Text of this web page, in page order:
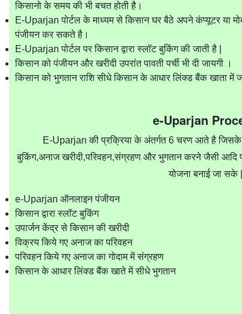
किसानो के समय की भी बचत होती है।
E-Uparjan पोर्टल के माध्यम से किसान घर बैठे अपने कंप्यूटर या
पंजीयन कर सकते है।
E-Uparjan पोर्टल पर किसान द्वारा स्लॉट बुकिंग की जाती है |
किसान को पंजीयन और खरीदी उपरांत पावती पर्ची भी दी जायगी ।
किसान को भुगतान राशि सीधे किसान के आधार लिंक्ड बैंक खाता में
e-Uparjan
E-Uparjan की प्रक्रिया के अंतर्गत 6 चरण आते है जिसके
बुकिंग,अनाज खरीदी,परिवहन,संग्रहण और भुगतान करने जैसी आदि
योजना बनाई जा सके |
e-Uparjan ऑनलाइन पंजीयन
किसान द्वारा स्लॉट बुकिंग
उपार्जन केंद्र से किसान की खरीदी
विक्रय किये गए अनाज का परिवहन
परिवहन किये गए अनाज का गोदाम में संग्रहण
किसान के आधार लिंक्ड बैंक खाते में सीधे भुगतान